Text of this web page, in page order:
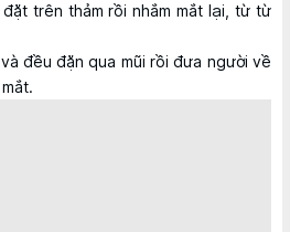
trên thảm rồi nhắm mắt lại, từ từ
đều đặn qua mũi rồi đưa người về